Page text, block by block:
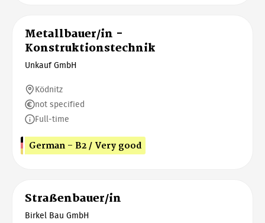
Metallbauer/in -
Konstruktionstechnik
Unkauf GmbH
Ködnitz
not specified
Full-time
German - B2 / Very good
Straßenbauer/in
Birkel Bau GmbH